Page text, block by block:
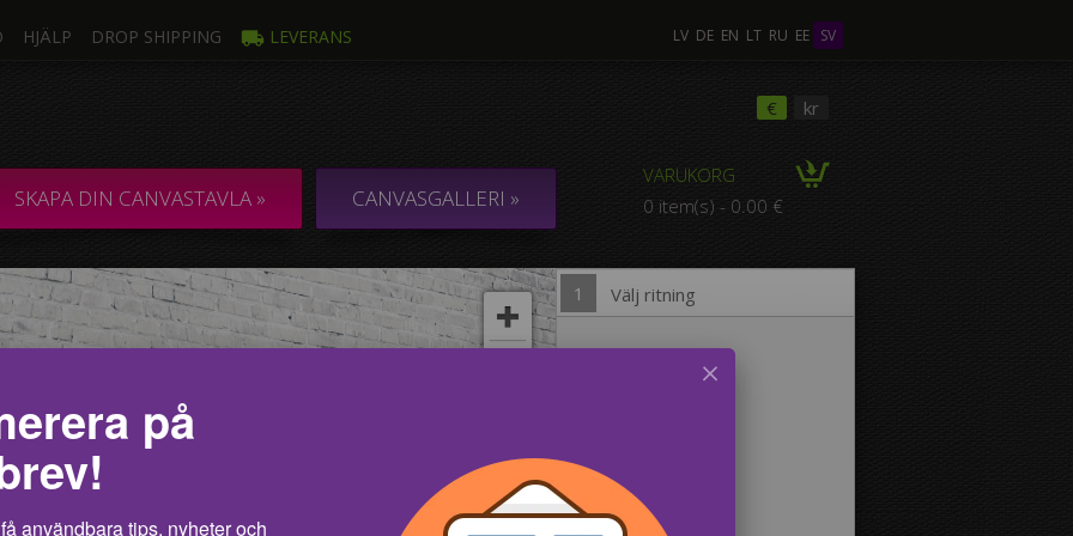
LV DE EN LT RU EE SV
HJÄLP DROP SHIPPING LEVERANS
€ kr
VARUKORG
0 item(s) - 0.00 €
SKAPA DIN CANVASTAVLA » CANVASGALLERI »
1 Välj ritning
I
ett foto
COLLAGE / KOMPOSITION med flera
på
användbara tips, nyheter och